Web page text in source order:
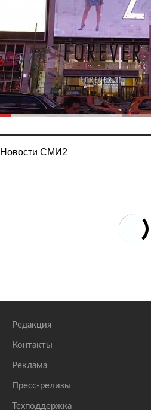
Новости СМИ2
Редакция
Контакты
Реклама
Пресс-релизы
Техподдержка